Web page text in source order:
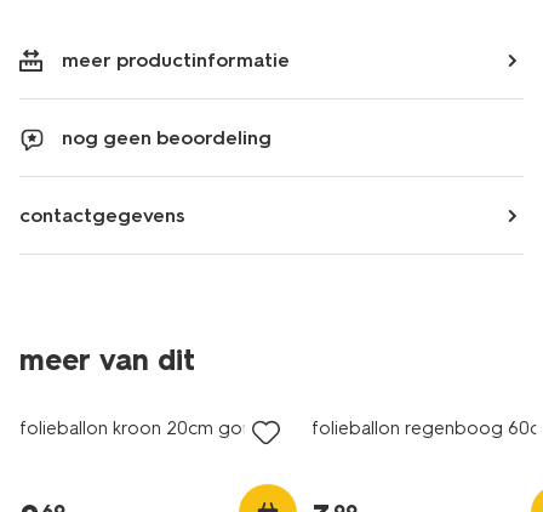
meer productinformatie
nog geen beoordeling
contactgegevens
meer van dit
folieballon kroon 20cm goud folieballon regenboog